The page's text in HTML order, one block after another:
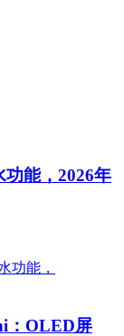
能，2026年
：OLED屏